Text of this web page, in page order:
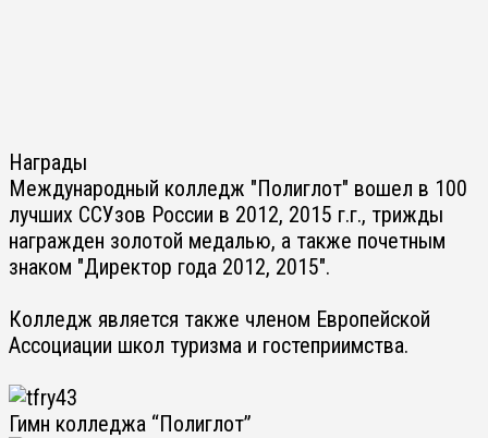
Награды
Международный колледж "Полиглот" вошел в 100
лучших ССУзов России в 2012, 2015 г.г., трижды
награжден золотой медалью, а также почетным
знаком "Директор года 2012, 2015".
Колледж является также членом Европейской
Ассоциации школ туризма и гостеприимства.
Гимн колледжа “Полиглот”